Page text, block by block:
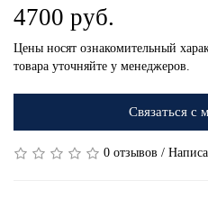
4700 руб.
Цены носят ознакомительный
товара уточняйте у менеджеров.
Связаться с
0 отзывов /